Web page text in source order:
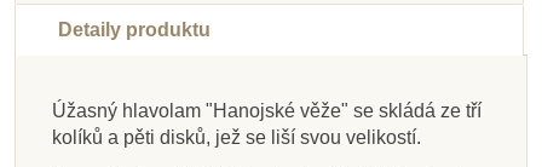
Detaily produktu
Úžasný hlavolam "Hanojské věže" se skládá ze tří
kolíků a pěti disků, jež se liší svou velikostí.